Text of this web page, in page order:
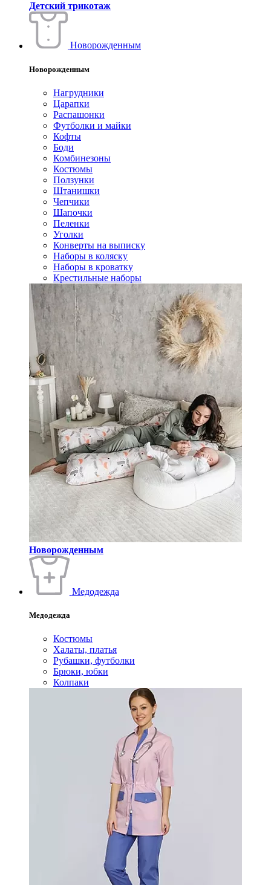
Детский трикотаж
Новорожденным
Новорожденным
Нагрудники
Царапки
Распашонки
Футболки и майки
Кофты
Боди
Комбинезоны
Костюмы
Ползунки
Штанишки
Чепчики
Шапочки
Пеленки
Уголки
Конверты на выписку
Наборы в коляску
Наборы в кроватку
Крестильные наборы
Новорожденным
Медодежда
Медодежда
Костюмы
Халаты, платья
Рубашки, футболки
Брюки, юбки
Колпаки